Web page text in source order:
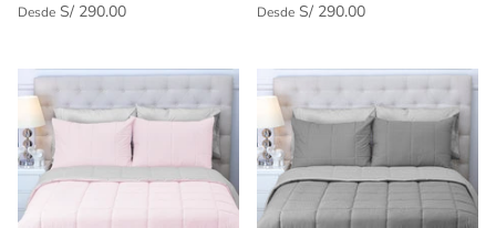
Desde S/ 290.00 Desde S/ 290.00